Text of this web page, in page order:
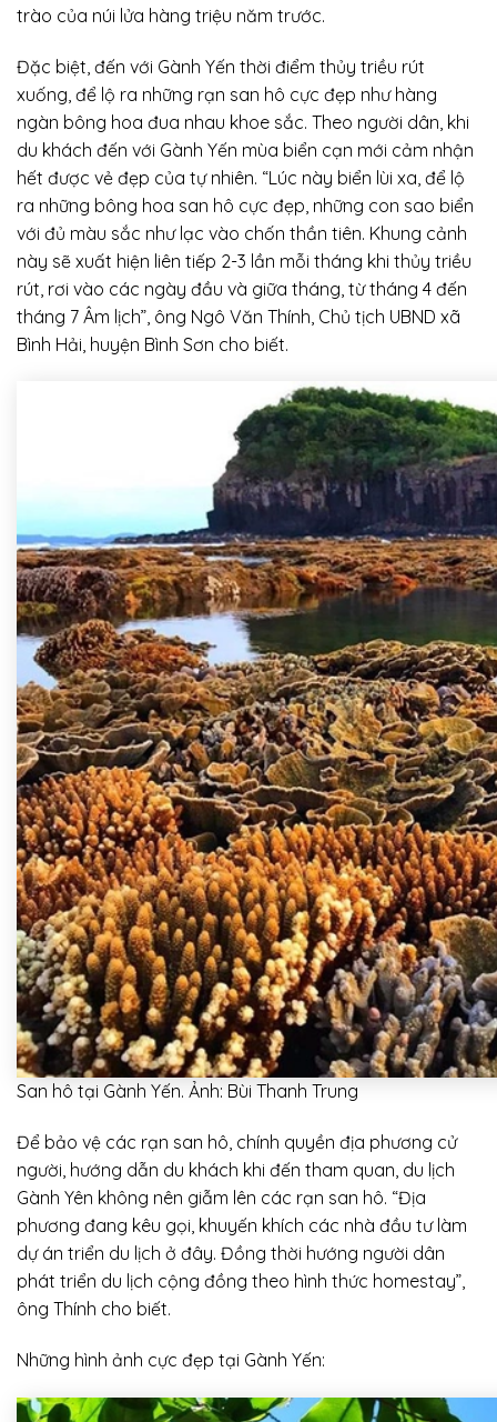
trào của núi lửa hàng triệu năm trước.
Đặc biệt, đến với Gành Yến thời điểm thủy triều rút
xuống, để lộ ra những rạn san hô cực đẹp như hàng
ngàn bông hoa đua nhau khoe sắc. Theo người dân, khi
du khách đến với Gành Yến mùa biển cạn mới cảm nhận
hết được vẻ đẹp của tự nhiên. “Lúc này biển lùi xa, để lộ
ra những bông hoa san hô cực đẹp, những con sao biển
với đủ màu sắc như lạc vào chốn thần tiên. Khung cảnh
này sẽ xuất hiện liên tiếp 2-3 lần mỗi tháng khi thủy triều
rút, rơi vào các ngày đầu và giữa tháng, từ tháng 4 đến
tháng 7 Âm lịch”, ông Ngô Văn Thính, Chủ tịch UBND xã
Bình Hải, huyện Bình Sơn cho biết.
San hô tại Gành Yến. Ảnh: Bùi Thanh Trung
Để bảo vệ các rạn san hô, chính quyền địa phương cử
người, hướng dẫn du khách khi đến tham quan, du lịch
Gành Yên không nên giẫm lên các rạn san hô. “Địa
phương đang kêu gọi, khuyến khích các nhà đầu tư làm
dự án triển du lịch ở đây. Đồng thời hướng người dân
phát triển du lịch cộng đồng theo hình thức homestay”,
ông Thính cho biết.
Những hình ảnh cực đẹp tại Gành Yến: